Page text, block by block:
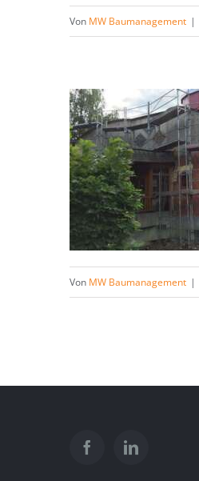
Von MW Baumanagement |
Von MW Baumanagement |